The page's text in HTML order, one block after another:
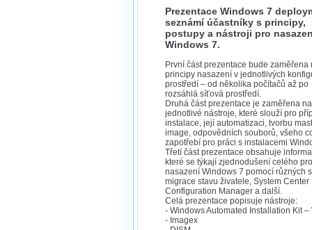
možné kvalitě.
Stahování
Víme, že občas chcete
kde není připojení k internetu,
neumožňuje, proto
záznamů.
Velmi staré záznamy máme
ve formátu, který není vhodný
proto je ke stažení
Prezentace Windows 7
seznámí účastníky s principy,
postupy a nástroji pro
Windows 7.
První část prezentace bude zaměřena
principy nasazení v jednotlivých
prostředí – od několika počítačů až po
rozsáhlá síťová prostředí.
Druhá část prezentace je zaměřena na
jednotlivé nástroje, které slouží pro
instalace, její automatizaci, tvorbu
image, odpovědních souborů, všeho
zapotřebí pro práci s instalacemi
Třetí část prezentace obsahuje
které se týkají zjednodušení celého
nasazení Windows 7 pomocí různých
migrace stavu živatele, System Center
Configuration Manager a další.
Celá prezentace popisuje nástroje:
- Windows Automated Installation Kit –
- Imagex